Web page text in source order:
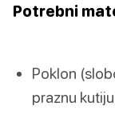
Potrebni
Poklon
praznu